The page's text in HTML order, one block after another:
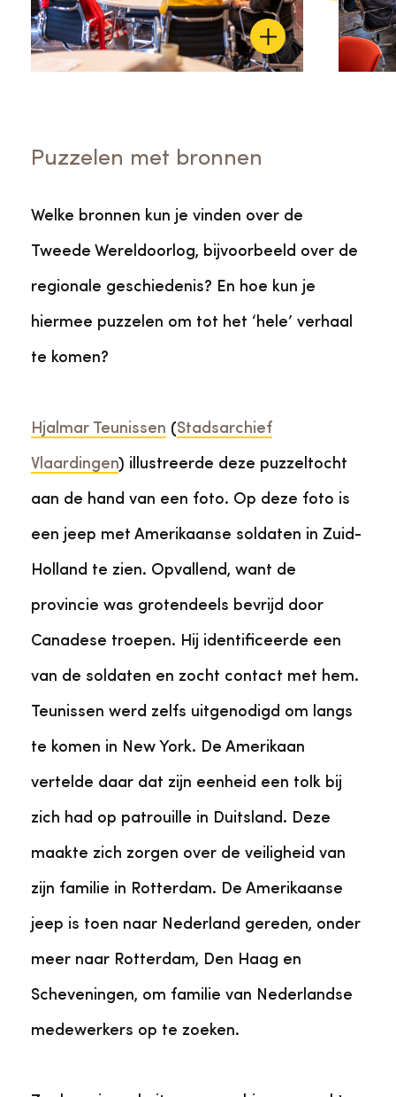
Puzzelen met bronnen
Welke bronnen kun je vinden over de
Tweede Wereldoorlog, bijvoorbeeld over de
regionale geschiedenis? En hoe kun je
hiermee puzzelen om tot het ‘hele’ verhaal
te komen?
Hjalmar Teunissen (Stadsarchief
Vlaardingen) illustreerde deze puzzeltocht
aan de hand van een foto. Op deze foto is
een jeep met Amerikaanse soldaten in Zuid-
Holland te zien. Opvallend, want de
provincie was grotendeels bevrijd door
Canadese troepen. Hij identificeerde een
van de soldaten en zocht contact met hem.
Teunissen werd zelfs uitgenodigd om langs
te komen in New York. De Amerikaan
vertelde daar dat zijn eenheid een tolk bij
zich had op patrouille in Duitsland. Deze
maakte zich zorgen over de veiligheid van
zijn familie in Rotterdam. De Amerikaanse
jeep is toen naar Nederland gereden, onder
meer naar Rotterdam, Den Haag en
Scheveningen, om familie van Nederlandse
medewerkers op te zoeken.